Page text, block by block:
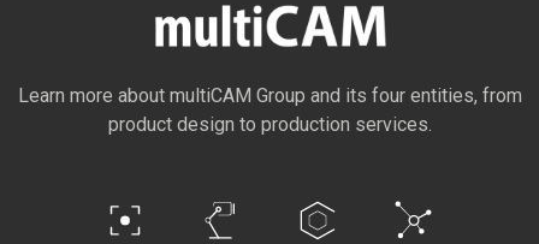
Learn more about multiCAM Group and its four entities, from
product design to production services.